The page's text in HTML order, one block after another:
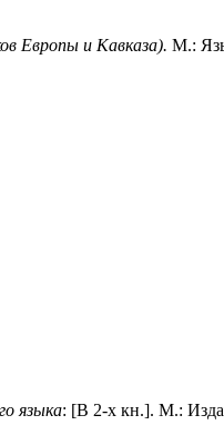
Европы и Кавказа). М.:
языка: [В 2-х кн.]. М.: